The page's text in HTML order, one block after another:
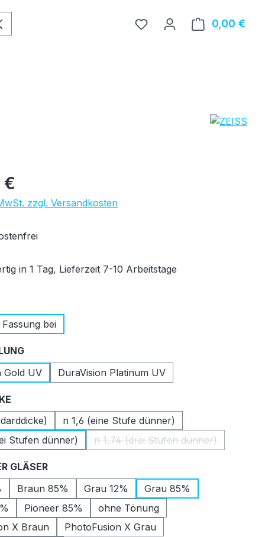
0,00 €
€
zzgl. Versandkosten
in 1 Tag, Lieferzeit 7-10 Arbeitstage
bei
auswählen
Gold UV
DuraVision Platinum UV
n 1,6 (eine Stufe dünner)
Stufen dünner)
n 1,74 (drei Stufen dünner)
(Diese Option ist zurzeit
GLÄSERauswählen
Braun 85% Grau 12%
Grau 85%
Pioneer 85%
ohne Tönung
X Braun
PhotoFusion X Grau